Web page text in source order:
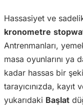
Hassasiyet ve
kronometre
Antrenmanları,
masa oyunlarını ya
kadar hassas bir
tarayıcınızda,
yukarıdaki Başlat